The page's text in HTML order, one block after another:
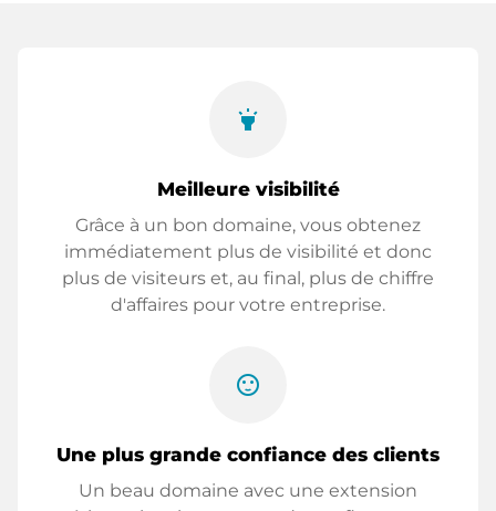
highlight
Meilleure visibilité
Grâce à un bon domaine, vous obtenez
immédiatement plus de visibilité et donc
plus de visiteurs et, au final, plus de chiffre
d'affaires pour votre entreprise.
sentiment_satisfied
Une plus grande confiance des clients
Un beau domaine avec une extension